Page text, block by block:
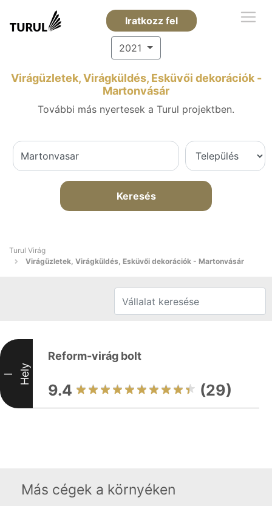
Iratkozz fel
2021
Virágüzletek, Virágküldés, Esküvői dekorációk -
Martonvásár
További más nyertesek a Turul projektben.
Keresés
Turul Virág
Virágüzletek, Virágküldés, Esküvői dekorációk - Martonvásár
I Hely
Reform-virág bolt
9.4 (29)
Más cégek a környéken